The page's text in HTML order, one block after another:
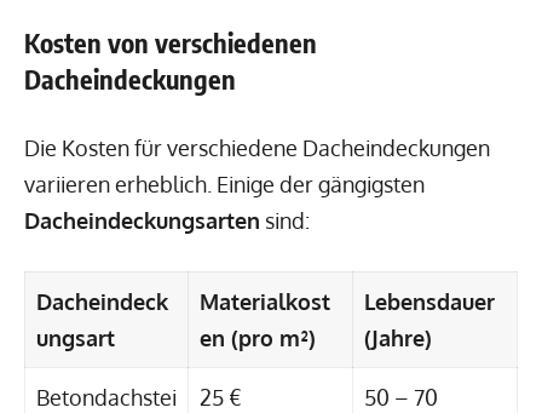
Kosten von verschiedenen
Dacheindeckungen
Die Kosten für verschiedene Dacheindeckungen
variieren erheblich. Einige der gängigsten
Dacheindeckungsarten sind:
Dacheindeck
ungsart
Materialkost
en (pro m²)
Lebensdauer
(Jahre)
Betondachstei
25 € 50 – 70